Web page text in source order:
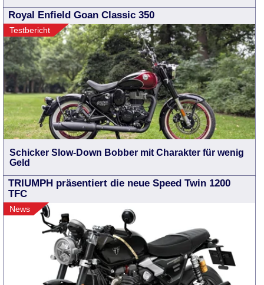
Royal Enfield Goan Classic 350
Testbericht
Schicker Slow-Down Bobber mit Charakter für wenig
Geld
TRIUMPH präsentiert die neue Speed Twin 1200
TFC
News